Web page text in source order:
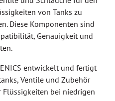
und Schläuche für den
von Tanks zu
Diese Komponenten sind
Genauigkeit und
entwickelt und fertigt
Ventile und Zubehör
bei niedrigen